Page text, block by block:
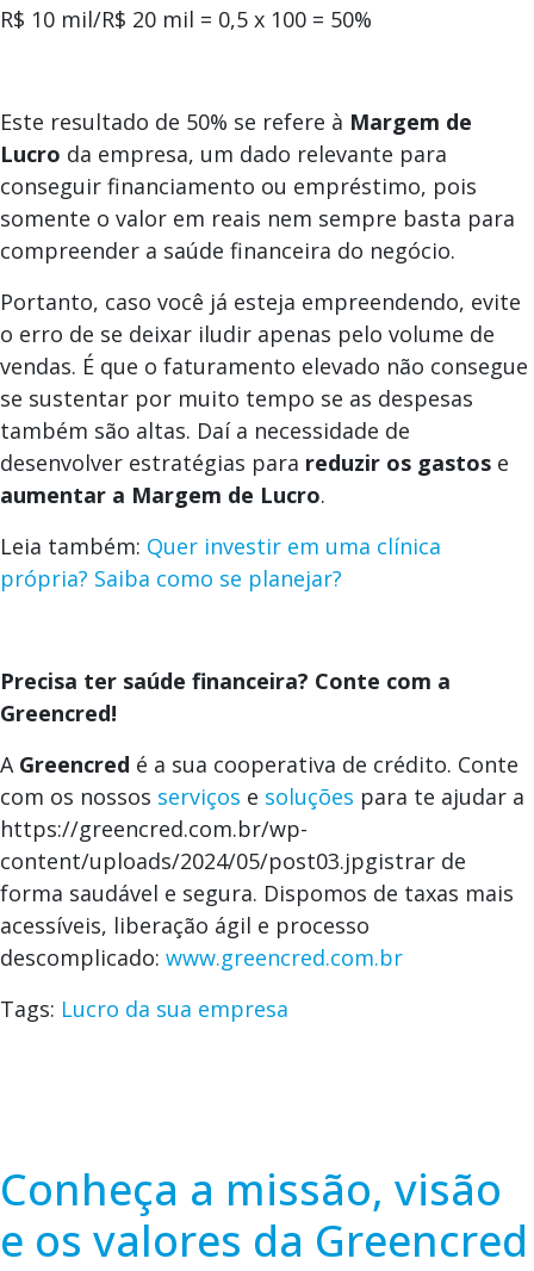
R$ 10 mil/R$ 20 mil = 0,5 x 100 = 50%
Este resultado de 50% se refere à Margem de
Lucro da empresa, um dado relevante para
conseguir financiamento ou empréstimo, pois
somente o valor em reais nem sempre basta para
compreender a saúde financeira do negócio.
Portanto, caso você já esteja empreendendo, evite
o erro de se deixar iludir apenas pelo volume de
vendas. É que o faturamento elevado não consegue
se sustentar por muito tempo se as despesas
também são altas. Daí a necessidade de
desenvolver estratégias para reduzir os gastos e
aumentar a Margem de Lucro.
Leia também: Quer investir em uma clínica
própria? Saiba como se planejar?
Precisa ter saúde financeira? Conte com a
Greencred!
A Greencred é a sua cooperativa de crédito. Conte
com os nossos serviços e soluções para te ajudar a
https://greencred.com.br/wp-
content/uploads/2024/05/post03.jpgistrar de
forma saudável e segura. Dispomos de taxas mais
acessíveis, liberação ágil e processo
descomplicado: www.greencred.com.br
Tags: Lucro da sua empresa
Conheça a missão, visão
e os valores da Greencred